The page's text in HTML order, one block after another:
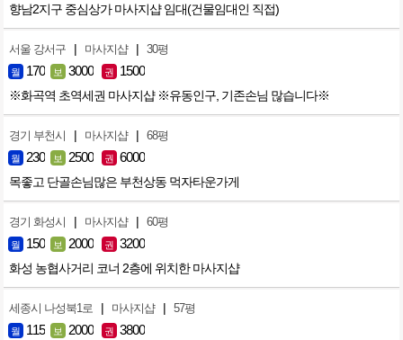
향남2지구 중심상가 마사지샵 임대(건물임대인 직접)
서울 강서구 | 마사지샵 | 30평
월 170 보 3000 권 1500
※화곡역 초역세권 마사지샵 ※유동인구, 기존손님 많습니다※
경기 부천시 | 마사지샵 | 68평
월 230 보 2500 권 6000
목좋고 단골손님많은 부천상동 먹자타운가게
경기 화성시 | 마사지샵 | 60평
월 150 보 2000 권 3200
화성 농협사거리 코너 2층에 위치한 마사지샵
세종시 나성북1로 | 마사지샵 | 57평
월 115 보 2000 권 3800